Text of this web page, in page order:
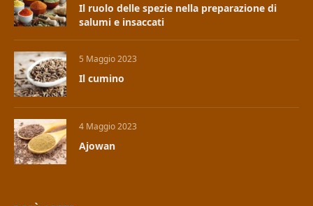
Il ruolo delle spezie nella preparazione di
salumi e insaccati
5 Maggio 2023
Il cumino
4 Maggio 2023
Ajowan